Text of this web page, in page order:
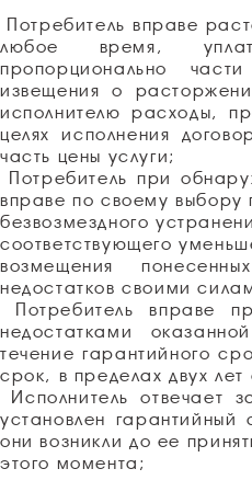
Потребитель вправе
любое время,
пропорционально
извещения о
исполнителю расходы,
целях исполнения
часть цены услуги;
Потребитель при
вправе по своему выбору
безвозмездного
соответствующего
возмещения
недостатков своими
Потребитель вправе
недостатками
течение гарантийного
срок, в пределах двух
Исполнитель отвечает
установлен
они возникли до ее
этого момента;